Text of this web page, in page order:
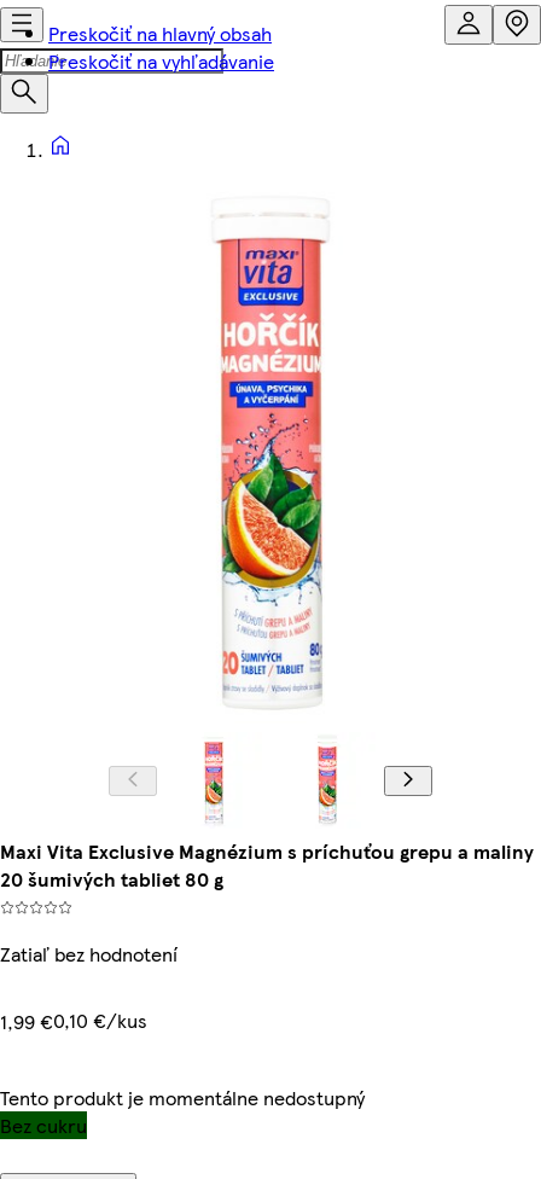
Preskočiť na hlavný obsah
Preskočiť na vyhľadávanie
Maxi Vita Exclusive Magnézium s príchuťou grepu a maliny
20 šumivých tabliet 80 g
Zatiaľ bez hodnotení
1,99 €0,10 €/kus
Tento produkt je momentálne nedostupný
Bez cukru